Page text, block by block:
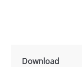
Download